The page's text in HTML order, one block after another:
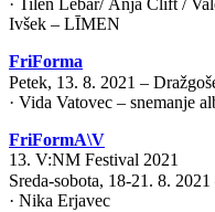
· Tilen Lebar/ Anja Clift /
Ivšek – LĪMEN
FriForma
Petek, 13. 8. 2021 –
· Vida Vatovec – snemanje
FriFormA\V
13. V:NM Festival 2021
Sreda-sobota, 18-21. 8. 2021
· Nika Erjavec